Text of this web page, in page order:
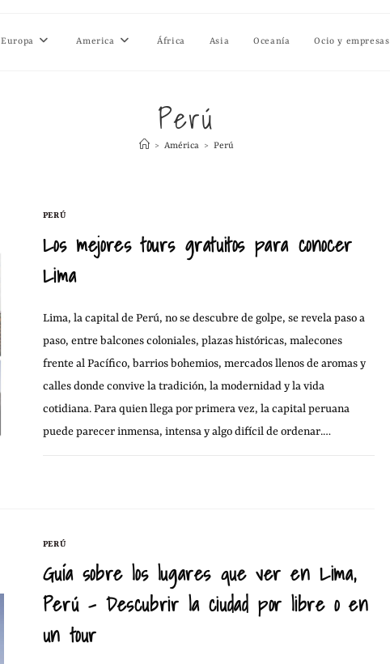
Europa America África Asia Oceanía Ocio y empresas
Perú
> América > Perú
PERÚ
Los mejores tours gratuitos para conocer
Lima
Lima, la capital de Perú, no se descubre de golpe, se revela paso a
paso, entre balcones coloniales, plazas históricas, malecones
frente al Pacífico, barrios bohemios, mercados llenos de aromas y
calles donde convive la tradición, la modernidad y la vida
cotidiana. Para quien llega por primera vez, la capital peruana
puede parecer inmensa, intensa y algo difícil de ordenar.…
PERÚ
Guía sobre los lugares que ver en Lima,
Perú – Descubrir la ciudad por libre o en
un tour